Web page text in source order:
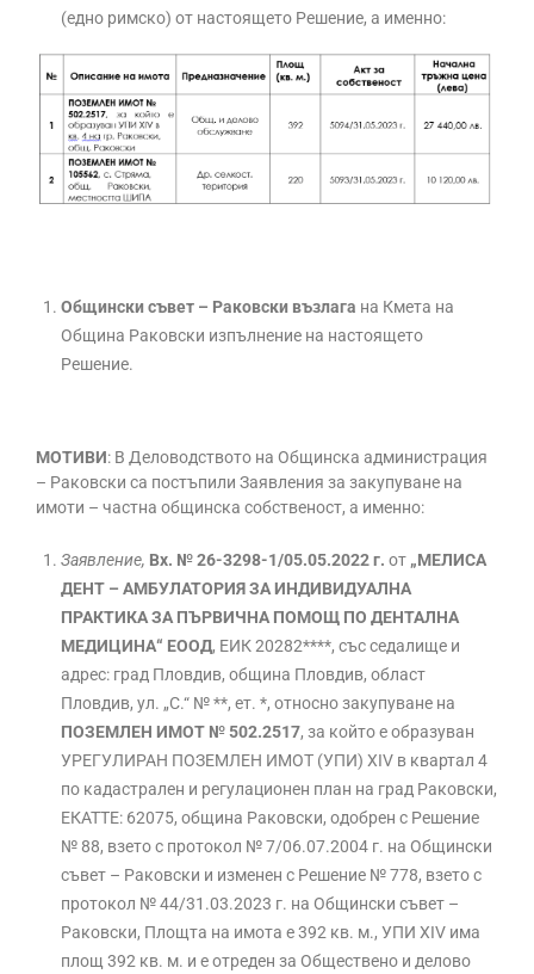
(едно римско) от настоящето Решение, а именно:
Общински съвет – Раковски възлага на Кмета на
Община Раковски изпълнение на настоящето
Решение.
МОТИВИ: В Деловодството на Общинска администрация
– Раковски са постъпили Заявления за закупуване на
имоти – частна общинска собственост, а именно:
Заявлениe, Вх. № 26-3298-1/05.05.2022 г. от „МЕЛИСА
ДЕНТ – АМБУЛАТОРИЯ ЗА ИНДИВИДУАЛНА
ПРАКТИКА ЗА ПЪРВИЧНА ПОМОЩ ПО ДЕНТАЛНА
МЕДИЦИНА“ ЕООД, ЕИК 20282****, със седалище и
адрес: град Пловдив, община Пловдив, област
Пловдив, ул. „С.“ № **, ет. *, относно закупуване на
ПОЗЕМЛЕН ИМОТ № 502.2517, за който е образуван
УРЕГУЛИРАН ПОЗЕМЛЕН ИМОТ (УПИ) ХIV в квартал 4
по кадастрален и регулационен план на град Раковски,
ЕКАТТЕ: 62075, община Раковски, одобрен с Решение
№ 88, взето с протокол № 7/06.07.2004 г. на Общински
съвет – Раковски и изменен с Решение № 778, взето с
протокол № 44/31.03.2023 г. на Общински съвет –
Раковски, Площта на имота е 392 кв. м., УПИ ХIV има
площ 392 кв. м. и е отреден за Обществено и делово